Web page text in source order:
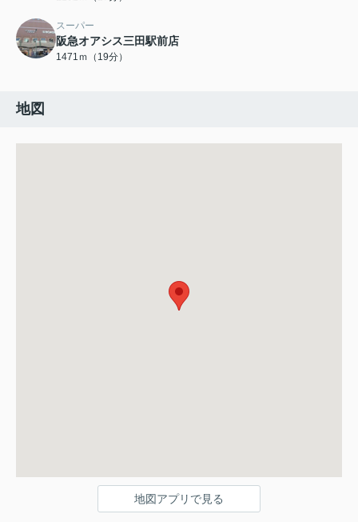
スーパー
阪急オアシス三田駅前店
1471ｍ（19分）
地図
地図アプリで見る